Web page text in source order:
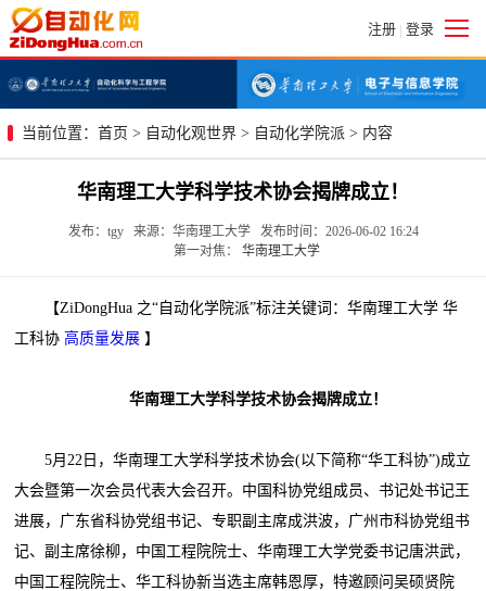
注册 | 登录
当前位置： 首页 > 自动化观世界 > 自动化学院派 > 内容
华南理工大学科学技术协会揭牌成立！
发布：tgy 来源：华南理工大学 发布时间：2026-06-02 16:24
第一对焦： 华南理工大学
【ZiDongHua 之“自动化学院派”标注关键词：华南理工大学 华
工科协 高质量发展 】
华南理工大学科学技术协会揭牌成立！
5月22日，华南理工大学科学技术协会(以下简称“华工科协”)成立
大会暨第一次会员代表大会召开。中国科协党组成员、书记处书记王
进展，广东省科协党组书记、专职副主席成洪波，广州市科协党组书
记、副主席徐柳，中国工程院院士、华南理工大学党委书记唐洪武，
中国工程院院士、华工科协新当选主席韩恩厚，特邀顾问吴硕贤院